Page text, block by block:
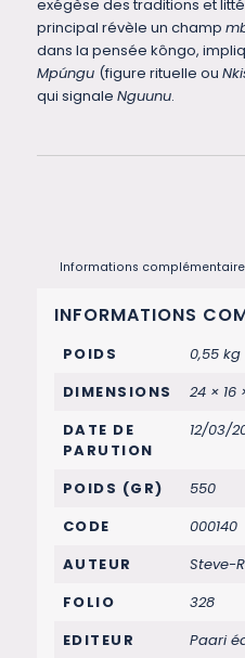
exégèse des traditions et
principal révèle un champ
dans la pensée kôngo,
Mpúngu (figure rituelle ou
qui signale Nguunu.
Informations
INFORMATIONS
POIDS
0,55 kg
DIMENSIONS
24 × 16
DATE DE
PARUTION
12/03/
POIDS (GR)
550
CODE
000140
AUTEUR
Steve-
FOLIO
328
EDITEUR
Paari